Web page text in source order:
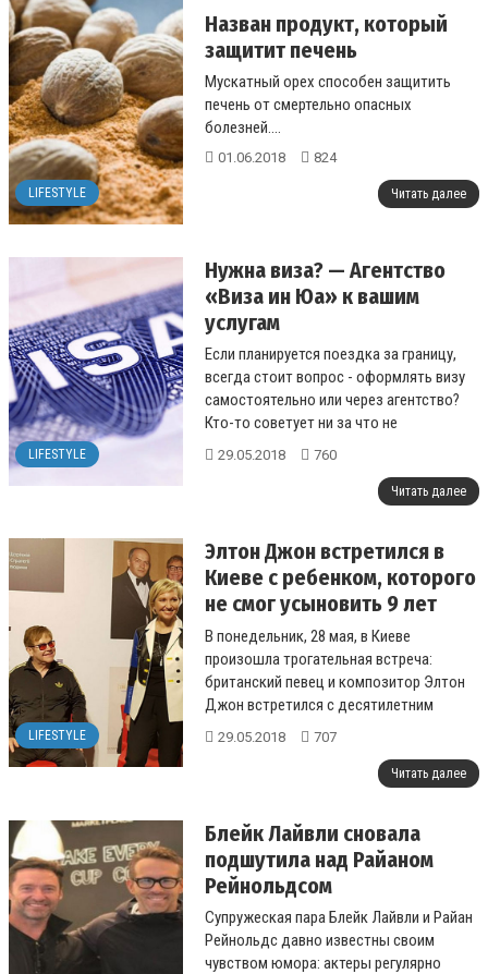
LIFESTYLE
Назван продукт, который
защитит печень
Мускатный орех способен защитить
печень от смертельно опасных
болезней....
01.06.2018 824
Читать далее
LIFESTYLE
Нужна виза? — Агентство
«Виза ин Юа» к вашим
услугам
Если планируется поездка за границу,
всегда стоит вопрос - оформлять визу
самостоятельно или через агентство?
Кто-то советует ни за что не
обращаться в визовое агентство, кто-то
29.05.2018 760
Читать далее
LIFESTYLE
Элтон Джон встретился в
Киеве с ребенком, которого
не смог усыновить 9 лет
назад
В понедельник, 28 мая, в Киеве
произошла трогательная встреча:
британский певец и композитор Элтон
Джон встретился с десятилетним
мальчиком, которого хотел усыновить в
29.05.2018 707
Читать далее
Блейк Лайвли сновала
подшутила над Райаном
Рейнольдсом
Супружеская пара Блейк Лайвли и Райан
Рейнольдс давно известны своим
чувством юмора: актеры регулярно